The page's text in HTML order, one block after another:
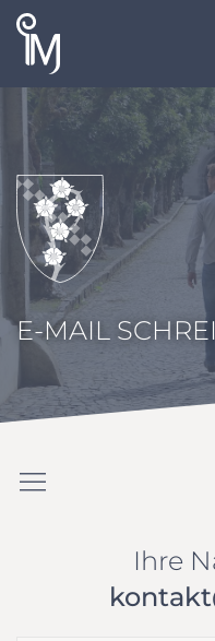
E-MAIL
Ihre